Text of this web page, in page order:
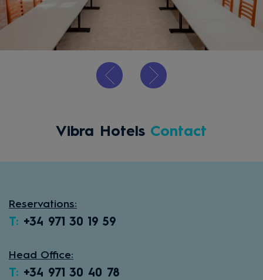
Vibra Hotels Contact
Reservations:
T: +34 971 30 19 59
Head Office:
T: +34 971 30 40 78